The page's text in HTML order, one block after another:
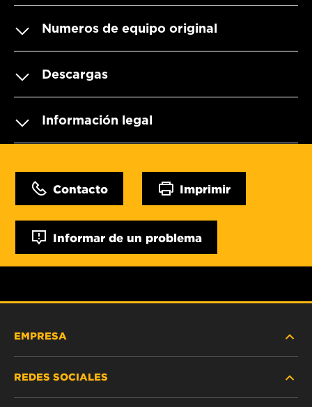
Numeros de equipo original
Descargas
Información legal
Contacto Imprimir
Informar de un problema
EMPRESA
REDES SOCIALES